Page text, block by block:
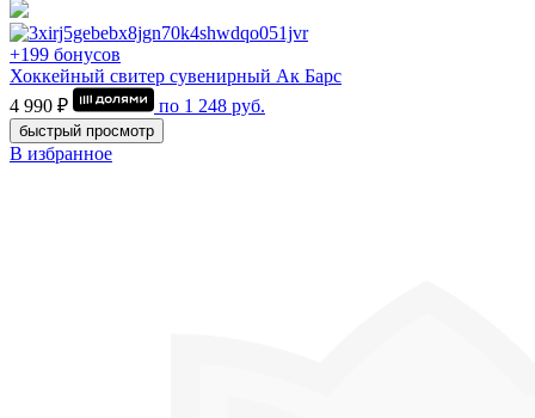
+199 бонусов
Хоккейный свитер сувенирный Ак Барс
4 990 ₽
по 1 248 руб.
быстрый просмотр
В избранное